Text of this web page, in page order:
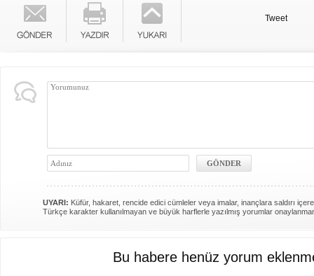
Tweet
UYARI: Küfür, hakaret, rencide edici cümleler veya imalar, inançlara saldırı
Türkçe karakter kullanılmayan ve büyük harflerle yazılmış yorumlar
Bu habere henüz yorum